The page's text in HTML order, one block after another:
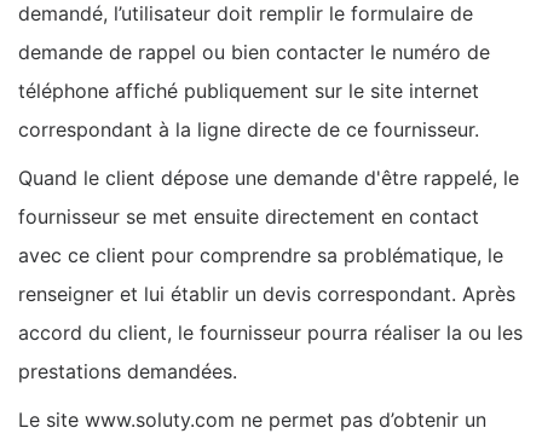
demandé, l’utilisateur doit remplir le formulaire de
demande de rappel ou bien contacter le numéro de
téléphone affiché publiquement sur le site internet
correspondant à la ligne directe de ce fournisseur.
Quand le client dépose une demande d'être rappelé, le
fournisseur se met ensuite directement en contact
avec ce client pour comprendre sa problématique, le
renseigner et lui établir un devis correspondant. Après
accord du client, le fournisseur pourra réaliser la ou les
prestations demandées.
Le site www.soluty.com ne permet pas d’obtenir un